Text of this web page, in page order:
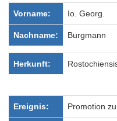
Vorname: Io. Georg.
Nachname: Burgmann
Herkunft:
Ereignis: Promotion